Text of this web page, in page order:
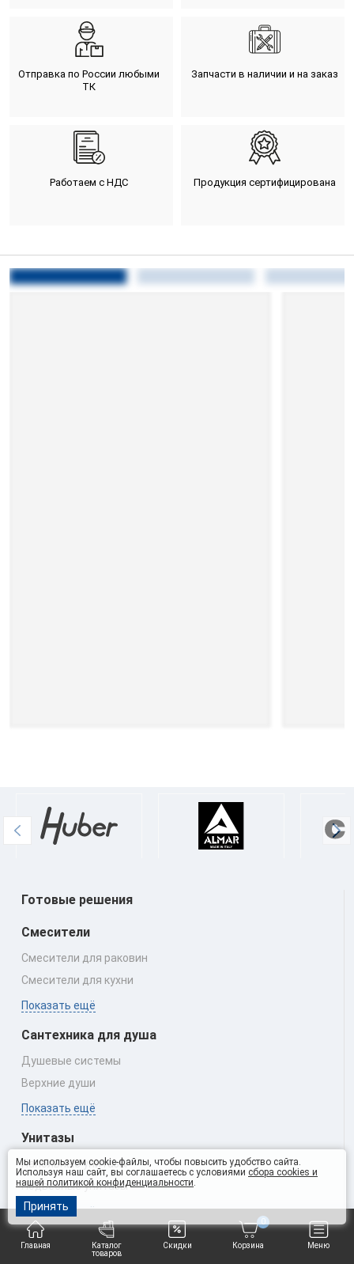
Главная
Каталог
товаров
Скидки Корзина
0
Меню
Отправка по России любыми
ТК
Запчасти в наличии и на заказ
Работаем с НДС Продукция сертифицирована
Готовые решения
Смесители
Смесители для раковин
Смесители для кухни
Показать ещё
Сантехника для душа
Душевые системы
Верхние души
Показать ещё
Унитазы
Напольные унитазы
Подвесные унитазы
Показать ещё
Инсталляции ARTCERAM
Мы используем cookie-файлы, чтобы повысить удобство сайта.
Используя наш сайт, вы соглашаетесь с условиями сбора cookies и
нашей политикой конфиденциальности.
Принять